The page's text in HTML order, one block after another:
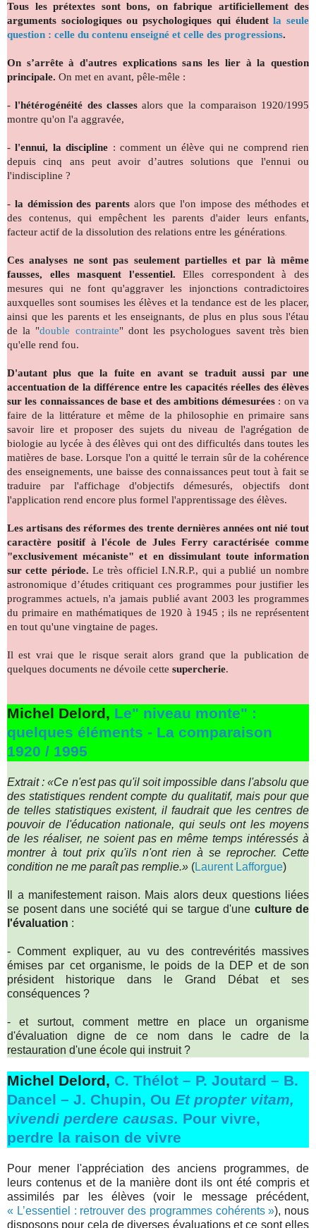
Tous les prétextes sont bons, on fabrique artificiellement des
arguments sociologiques ou psychologiques qui éludentla seule
question : celle du contenu enseigné et celle des progressions.
On s’arrête à d'autres explications sans les lier à la question
principale. On met en avant, pêle-mêle :
-l'hétérogénéité des classesalors que la comparaison 1920/1995
montre qu'on l'a aggravée,
-l'ennui, la discipline : comment un élève qui ne comprend rien
depuis cinq ans peut avoir d’autres solutions que l'ennui ou
l'indiscipline ?
- la démission des parents alors que l'on impose des méthodes et
des contenus, qui empêchent les parents d'aider leurs enfants,
facteur actif de la dissolution des relations entre les générations.
Ces analyses ne sont pas seulement partielles et par là même
fausses, elles masquent l'essentiel. Elles correspondent à des
mesures qui ne font qu'aggraver les injonctions contradictoires
auxquelles sont soumises les élèves et la tendance est de les placer,
ainsi que les parents et les enseignants, de plus en plus sous l'étau
de la "double contrainte" dont les psychologues savent très bien
qu'elle rend fou.
D'autant plus que la fuite en avant se traduit aussi par une
accentuation de la différence entre les capacités réelles des élèves
sur les connaissances de base et des ambitions démesurées : on va
faire de la littérature et même de la philosophie en primaire sans
savoir lire et proposer des sujets du niveau de l'agrégation de
biologie au lycée à des élèves qui ont des difficultés dans toutes les
matières de base. Lorsque l'on a quitté le terrain sûr de la cohérence
des enseignements, une baisse des connaissances peut tout à fait se
traduire par l'affichage d'objectifs démesurés, objectifs dont
l'application rend encore plus formel l'apprentissage des élèves.
Les artisans des réformes des trente dernières années ont nié tout
caractère positif à l'école de Jules Ferry caractérisée comme
"exclusivement mécaniste" et en dissimulant toute information
sur cette période.Le très officiel I.N.R.P., qui a publié un nombre
astronomique d’études critiquant ces programmes pour justifier les
programmes actuels, n'a jamais publié avant 2003 les programmes
du primaire en mathématiques de 1920 à 1945 ; ils ne représentent
en tout qu'une vingtaine de pages.
Il est vrai que le risque serait alors grand que la publication de
quelques documents ne dévoile cette supercherie.
Michel Delord, Le" niveau monte" :
quelques éléments - La comparaison
1920 / 1995
Extrait : «Ce n'est pas qu'il soit impossible dans l'absolu que
des statistiques rendent compte du qualitatif, mais pour que
de telles statistiques existent, il faudrait que les centres de
pouvoir de l'éducation nationale, qui seuls ont les moyens
de les réaliser, ne soient pas en même temps intéressés à
montrer à tout prix qu'ils n'ont rien à se reprocher. Cette
condition ne me paraît pas remplie.» (Laurent Lafforgue)
Il a manifestement raison. Mais alors deux questions liées
se posent dans une société qui se targue d'une culture de
l'évaluation :
- Comment expliquer, au vu des contrevérités massives
émises par cet organisme, le poids de la DEP et de son
président historique dans le Grand Débat et ses
conséquences ?
- et surtout, comment mettre en place un organisme
d'évaluation digne de ce nom dans le cadre de la
restauration d'une école qui instruit ?
Michel Delord, C. Thélot – P. Joutard – B.
Dancel – J. Chupin, Ou Et propter vitam,
vivendi perdere causas. Pour vivre,
perdre la raison de vivre
Pour mener l'appréciation des anciens programmes, de
leurs contenus et de la manière dont ils ont été compris et
assimilés par les élèves (voir le message précédent,
« L’essentiel : retrouver des programmes cohérents »), nous
disposons pour cela de diverses évaluations et ce sont elles